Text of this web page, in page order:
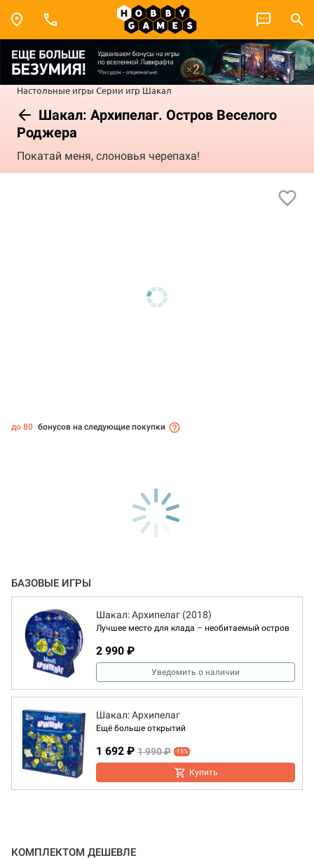
Настольные игры Серии игр Шакал
Шакал: Архипелаг. Остров Веселого
Роджера
Покатай меня, слоновья черепаха!
до 80 бонусов на следующие покупки
БАЗОВЫЕ ИГРЫ
Шакал: Архипелаг (2018)
Лучшее место для клада – необитаемый остров
2 990 ₽
Уведомить о наличии
Шакал: Архипелаг
Ещё больше открытий
1 692 ₽ 1 990 ₽ -15%
Купить
КОМПЛЕКТОМ ДЕШЕВЛЕ